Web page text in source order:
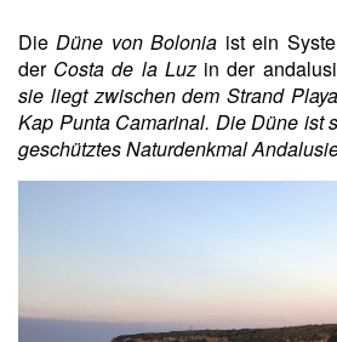
DieDüne von Bolonia ist ein
der Costa de la Luzin der
sie liegt zwischen dem Strand
Kap Punta Camarinal. Die Düne ist
geschütztes Naturdenkmal